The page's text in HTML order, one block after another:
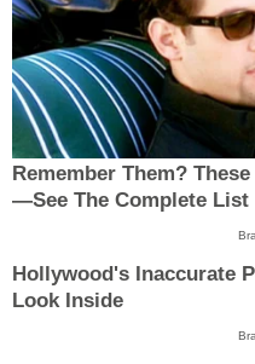
Remember Them?
—See The Complete List
Hollywood's Inaccurate
Look Inside